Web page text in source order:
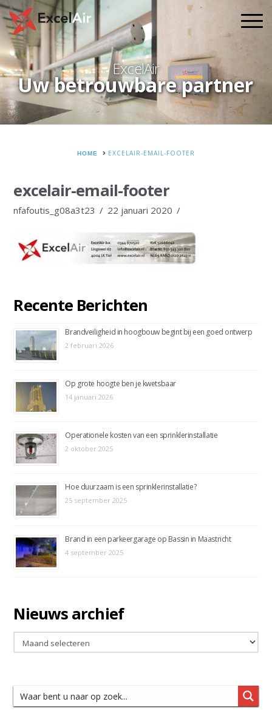
Uw betrouwbare partner
ExcelAir
HOME
EXCELAIR-EMAIL-FOOTER
excelair-email-footer
nfafoutis_g08a3t23 22 januari 2020
Recente Berichten
Brandveiligheid in hoogbouw begint bij een goed ontwerp
2 februari 2026
Op grote hoogte ben je kwetsbaar
14 januari 2026
Operationele kosten van een sprinklerinstallatie
2 oktober 2025
Hoe duurzaam is een sprinklerinstallatie?
25 september 2025
Brand in een parkeergarage op Bassin in Maastricht
4 september 2025
Nieuws archief
Nieuws
archief